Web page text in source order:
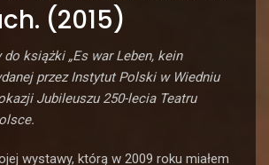
(2015)
do książki „Es war Leben, kein
przez Instytut Polski w Wiedniu
Jubileuszu 250-lecia Teatru
wystawy, którą w 2009 roku miałem